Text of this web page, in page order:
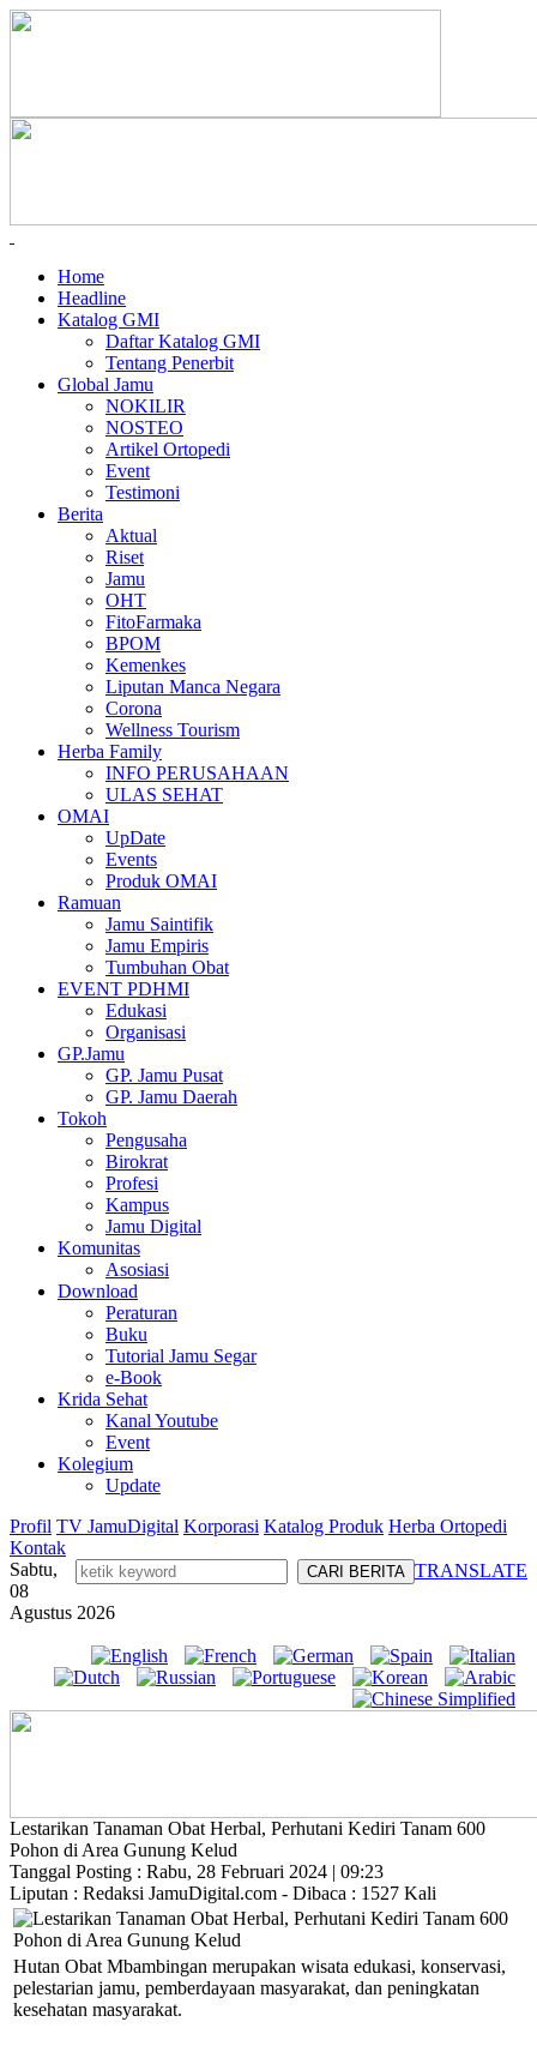
Home
Headline
Katalog GMI
Daftar Katalog GMI
Tentang Penerbit
Global Jamu
NOKILIR
NOSTEO
Artikel Ortopedi
Event
Testimoni
Berita
Aktual
Riset
Jamu
OHT
FitoFarmaka
BPOM
Kemenkes
Liputan Manca Negara
Corona
Wellness Tourism
Herba Family
INFO PERUSAHAAN
ULAS SEHAT
OMAI
UpDate
Events
Produk OMAI
Ramuan
Jamu Saintifik
Jamu Empiris
Tumbuhan Obat
EVENT PDHMI
Edukasi
Organisasi
GP.Jamu
GP. Jamu Pusat
GP. Jamu Daerah
Tokoh
Pengusaha
Birokrat
Profesi
Kampus
Jamu Digital
Komunitas
Asosiasi
Download
Peraturan
Buku
Tutorial Jamu Segar
e-Book
Krida Sehat
Kanal Youtube
Event
Kolegium
Update
Profil TV JamuDigital Korporasi Katalog Produk Herba Ortopedi
Kontak
TRANSLATE
Sabtu,
08
Agustus 2026
Lestarikan Tanaman Obat Herbal, Perhutani Kediri Tanam 600
Pohon di Area Gunung Kelud
Tanggal Posting : Rabu, 28 Februari 2024 | 09:23
Liputan : Redaksi JamuDigital.com - Dibaca : 1527 Kali
Hutan Obat Mbambingan merupakan wisata edukasi, konservasi,
pelestarian jamu, pemberdayaan masyarakat, dan peningkatan
kesehatan masyarakat.